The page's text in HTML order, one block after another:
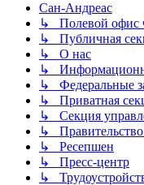
Сан-Андреас
↳ Полевой офис
↳ Публичная
↳ О нас
↳
↳ Федеральные
↳ Приватная
↳ Секция
↳
↳ Ресепшен
↳ Пресс-центр
↳